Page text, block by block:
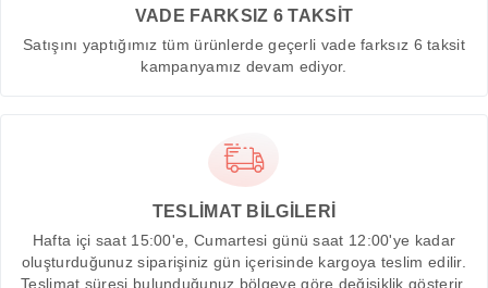
VADE FARKSIZ 6 TAKSİT
Satışını yaptığımız tüm ürünlerde geçerli vade farksız 6 taksit
kampanyamız devam ediyor.
TESLİMAT BİLGİLERİ
Hafta içi saat 15:00'e, Cumartesi günü saat 12:00'ye kadar
oluşturduğunuz siparişiniz gün içerisinde kargoya teslim edilir.
Teslimat süresi bulunduğunuz bölgeye göre değişiklik gösterir.